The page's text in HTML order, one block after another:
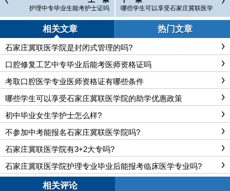
护理中专毕业生能考护士证吗
哪些学生可以享受石家庄冀联医学
院的助学优惠政策
相关文章 热门文章
石家庄冀联医学院是封闭式管理的吗?
口腔修复工艺中专毕业后能考医师资格证吗
考取口腔医学专业医师资格证有哪些条件
哪些学生可以享受石家庄冀联医学院的助学优惠政策
初中毕业女生学护士怎么样?
不参加中考能报名石家庄冀联医学院吗?
石家庄冀联医学院有3+2大专吗?
石家庄冀联医学院护理专业毕业后能报考临床医学专业吗?
相关评论